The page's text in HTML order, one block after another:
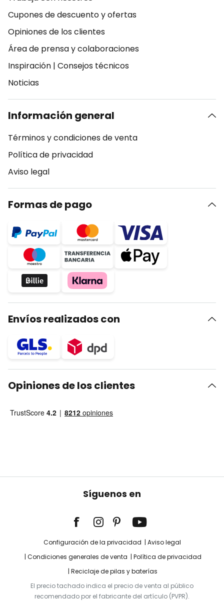
Cupones de descuento y ofertas
Opiniones de los clientes
Área de prensa y colaboraciones
Inspiración | Consejos técnicos
Noticias
Información general
Términos y condiciones de venta
Política de privacidad
Aviso legal
Formas de pago
Envíos realizados con
Opiniones de los clientes
Síguenos en
Configuración de la privacidad
Aviso legal
Condiciones generales de venta
Política de privacidad
Reciclaje de pilas y baterías
El precio tachado indica el precio de venta al público
recomendado por el fabricante del artículo (PVPR).